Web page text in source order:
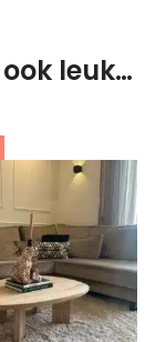
leuk…